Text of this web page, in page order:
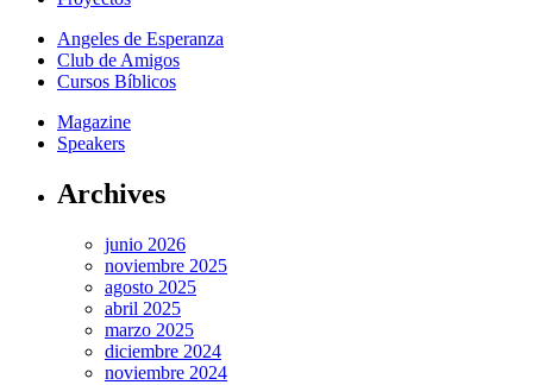
Angeles de Esperanza
Club de Amigos
Cursos Bíblicos
Magazine
Speakers
Archives
junio 2026
noviembre 2025
agosto 2025
abril 2025
marzo 2025
diciembre 2024
noviembre 2024